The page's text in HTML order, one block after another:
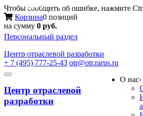
Чтобы сообщить об ошибке, нажмите
Корзина0 позиций
на сумму 0 руб.
Персональный раздел
Центр отраслевой разработки
+ 7 (495) 777-25-43 otr@otr.rarus.ru
Toggle
Меню
Центр отраслевой
разработки
О нас›